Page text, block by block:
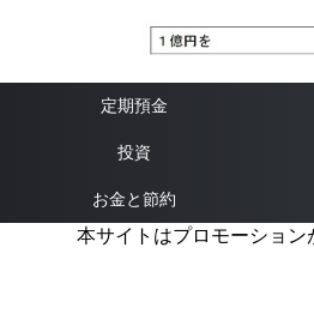
定期預金
投資
お金と節約
本サイトはプロモーション